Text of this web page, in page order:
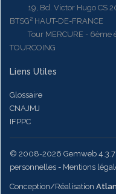
19, Bd. Victor Hugo CS
BTSG² HAUT-DE-FRANCE
Tour MERCURE - 6ème
TOURCOING
Liens Utiles
Glossaire
CNAJMJ
IFPPC
© 2008-2026 Gemweb 4.3.7
personnelles - Mentions
Conception/Réalisation